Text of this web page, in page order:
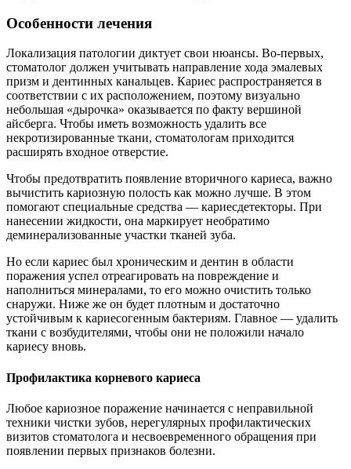
Особенности лечения
Локализация патологии диктует свои нюансы. Во-первых,
стоматолог должен учитывать направление хода эмалевых
призм и дентинных канальцев. Кариес распространяется в
соответствии с их расположением, поэтому визуально
небольшая «дырочка» оказывается по факту вершиной
айсберга. Чтобы иметь возможность удалить все
некротизированные ткани, стоматологам приходится
расширять входное отверстие.
Чтобы предотвратить появление вторичного кариеса, важно
вычистить кариозную полость как можно лучше. В этом
помогают специальные средства — кариесдетекторы. При
нанесении жидкости, она маркирует необратимо
деминерализованные участки тканей зуба.
Но если кариес был хроническим и дентин в области
поражения успел отреагировать на повреждение и
наполниться минералами, то его можно очистить только
снаружи. Ниже же он будет плотным и достаточно
устойчивым к кариесогенным бактериям. Главное — удалить
ткани с возбудителями, чтобы они не положили начало
кариесу вновь.
Профилактика корневого кариеса
Любое кариозное поражение начинается с неправильной
техники чистки зубов, нерегулярных профилактических
визитов стоматолога и несвоевременного обращения при
появлении первых признаков болезни.